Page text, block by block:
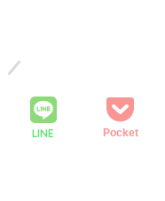
LINE Pocket